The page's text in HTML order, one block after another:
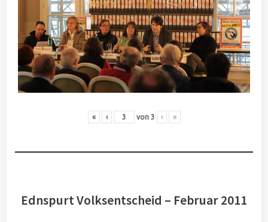
« ‹ von 3 › »
Ednspurt Volksentscheid – Februar 2011